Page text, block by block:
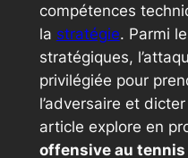
compétences
la stratégie. Parmi
stratégiques,
privilégiée pour
l’adversaire et
article explore en
offensive au tennis